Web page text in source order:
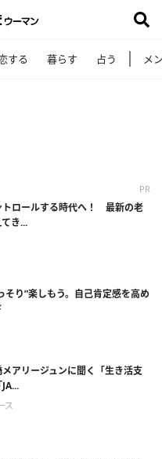
する 暮らす 占う メ
PR
トロールする時代へ！ 最新の老
き...
そり”楽しもう。自己肯定感を高め
アリージュンに聞く「生き活支
ス